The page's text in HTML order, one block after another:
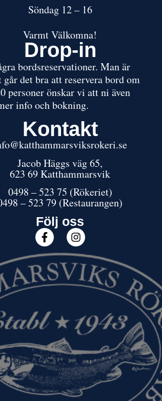
Söndag 12 – 16
Varmt Välkomna!
Drop-in
bordsreservationer. Man är
det bra att reservera bord om
personer önskar vi att ni även
info och bokning.
Kontakt
Jacob Häggs väg 65,
623 69 Katthammarsvik
0498 – 523 75 (Rökeriet)
– 523 79 (Restaurangen)
Följ oss